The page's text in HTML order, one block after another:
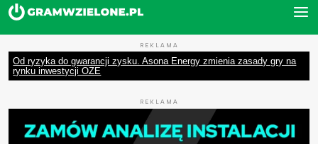
REKLAMA
Od ryzyka do gwarancji zysku. Asona Energy zmienia zasady gry na
rynku inwestycji OZE
REKLAMA